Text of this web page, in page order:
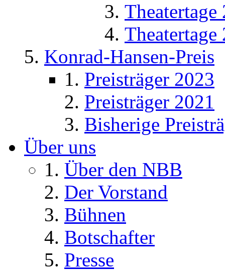
Theatertage
Theatertage
Konrad-Hansen-Preis
Preisträger 2023
Preisträger 2021
Bisherige
Über uns
Über den NBB
Der Vorstand
Bühnen
Botschafter
Presse